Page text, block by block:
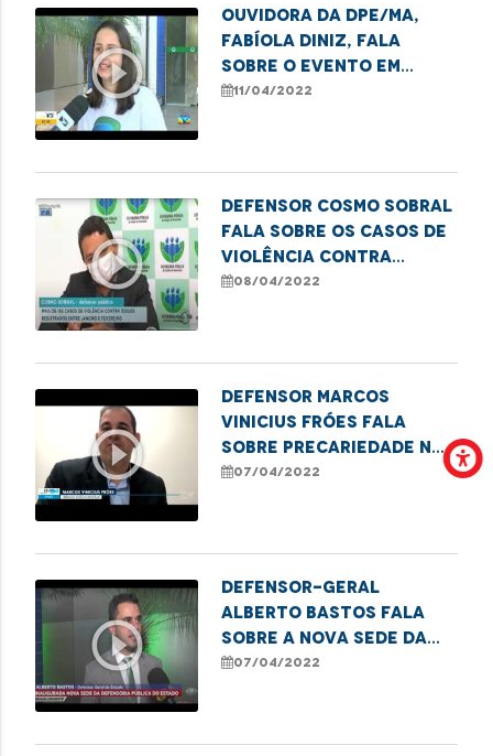
play_circle_outline
Ouvidora da DPE/MA,
Fabíola Diniz, fala
sobre o evento em
comemoração aos 10
11/04/2022
play_circle_outline
Defensor Cosmo Sobral
fala sobre os casos de
violência contra
idosos em São Luís.
08/04/2022
play_circle_outline
Defensor Marcos
Vinicius Fróes fala
sobre precariedade no
sistema de transporte
07/04/2022
play_circle_outline
Defensor-geral
Alberto Bastos fala
sobre a nova sede da
DPE e ressalta a
07/04/2022